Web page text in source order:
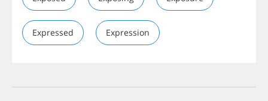
Expressed Expression